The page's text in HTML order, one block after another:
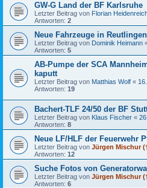
GW-G Land der BF Karlsruhe
Letzter Beitrag von Florian
Antworten: 2
Neue Fahrzeuge in Reutlingen
Letzter Beitrag von Dominik Heimann
Antworten: 5
AB-Pumpe der SCA
kaputt
Letzter Beitrag von Matthias Wolf «
Antworten: 19
Bachert-TLF 24/50 der BF
Letzter Beitrag von Klaus Fischer «
Antworten: 8
Neue LF/HLF der Feuerwehr
Letzter Beitrag von Jürgen Mischur
Antworten: 12
Suche Fotos von
Letzter Beitrag von Jürgen Mischur
Antworten: 6